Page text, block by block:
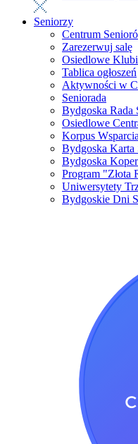
Seniorzy
Centrum
Zarezerwuj salę
Osiedlowe
Tablica ogłoszeń
Aktywności w
Seniorada
Bydgoska Rada
Osiedlowe
Korpus
Bydgoska Karta
Bydgoska
Program "Złota
Uniwersytety
Bydgoskie Dni